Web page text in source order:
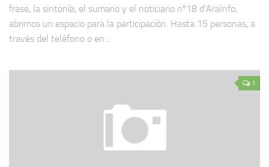
frase, la sintonía, el sumario y el noticiario nº18 d’AraInfo,
abrimos un espacio para la participación. Hasta 15 personas, a
través del teléfono o en...
1